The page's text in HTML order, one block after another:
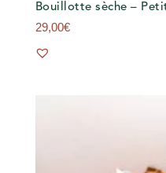
Bouillotte sèche –
29,00€